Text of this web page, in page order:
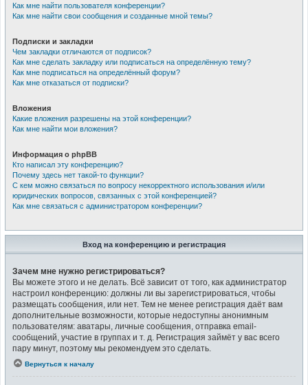
Как мне найти пользователя конференции?
Как мне найти свои сообщения и созданные мной темы?
Подписки и закладки
Чем закладки отличаются от подписок?
Как мне сделать закладку или подписаться на определённую тему?
Как мне подписаться на определённый форум?
Как мне отказаться от подписки?
Вложения
Какие вложения разрешены на этой конференции?
Как мне найти мои вложения?
Информация о phpBB
Кто написал эту конференцию?
Почему здесь нет такой-то функции?
С кем можно связаться по вопросу некорректного использования и/или
юридических вопросов, связанных с этой конференцией?
Как мне связаться с администратором конференции?
Вход на конференцию и регистрация
Зачем мне нужно регистрироваться?
Вы можете этого и не делать. Всё зависит от того, как администратор
настроил конференцию: должны ли вы зарегистрироваться, чтобы
размещать сообщения, или нет. Тем не менее регистрация даёт вам
дополнительные возможности, которые недоступны анонимным
пользователям: аватары, личные сообщения, отправка email-
сообщений, участие в группах и т. д. Регистрация займёт у вас всего
пару минут, поэтому мы рекомендуем это сделать.
Вернуться к началу